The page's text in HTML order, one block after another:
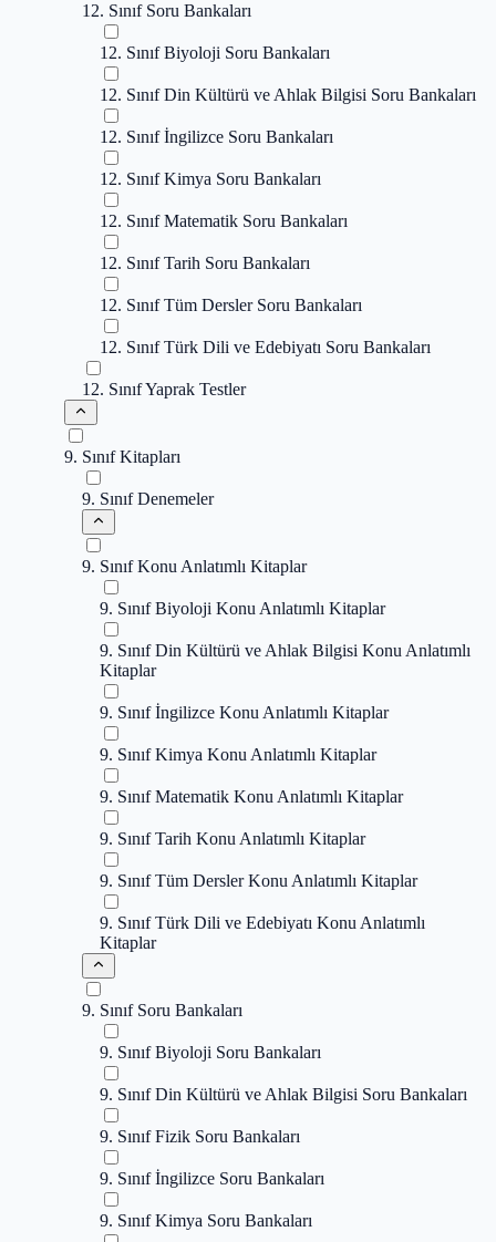
12. Sınıf Soru Bankaları
12. Sınıf Biyoloji Soru Bankaları
12. Sınıf Din Kültürü ve Ahlak Bilgisi Soru Bankaları
12. Sınıf İngilizce Soru Bankaları
12. Sınıf Kimya Soru Bankaları
12. Sınıf Matematik Soru Bankaları
12. Sınıf Tarih Soru Bankaları
12. Sınıf Tüm Dersler Soru Bankaları
12. Sınıf Türk Dili ve Edebiyatı Soru Bankaları
12. Sınıf Yaprak Testler
9. Sınıf Kitapları
9. Sınıf Denemeler
9. Sınıf Konu Anlatımlı Kitaplar
9. Sınıf Biyoloji Konu Anlatımlı Kitaplar
9. Sınıf Din Kültürü ve Ahlak Bilgisi Konu Anlatımlı
Kitaplar
9. Sınıf İngilizce Konu Anlatımlı Kitaplar
9. Sınıf Kimya Konu Anlatımlı Kitaplar
9. Sınıf Matematik Konu Anlatımlı Kitaplar
9. Sınıf Tarih Konu Anlatımlı Kitaplar
9. Sınıf Tüm Dersler Konu Anlatımlı Kitaplar
9. Sınıf Türk Dili ve Edebiyatı Konu Anlatımlı
Kitaplar
9. Sınıf Soru Bankaları
9. Sınıf Biyoloji Soru Bankaları
9. Sınıf Din Kültürü ve Ahlak Bilgisi Soru Bankaları
9. Sınıf Fizik Soru Bankaları
9. Sınıf İngilizce Soru Bankaları
9. Sınıf Kimya Soru Bankaları